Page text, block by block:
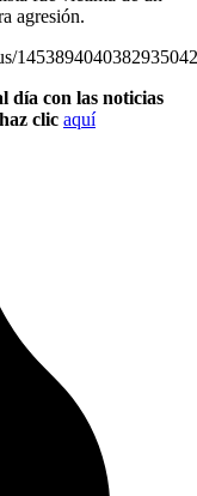
agresión.
1453894040382935042
día con las noticias
clic aquí